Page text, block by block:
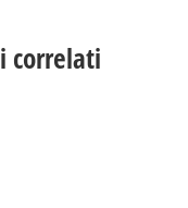
correlati